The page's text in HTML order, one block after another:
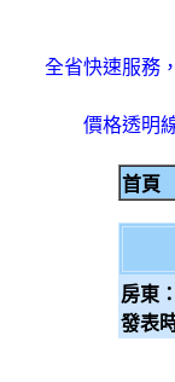
全省快速服務
價格透明
首頁
房東：
發表